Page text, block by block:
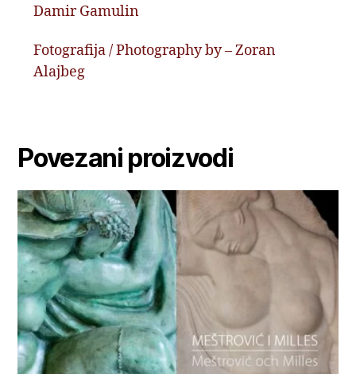
Damir Gamulin
Fotografija / Photography by – Zoran
Alajbeg
Povezani proizvodi